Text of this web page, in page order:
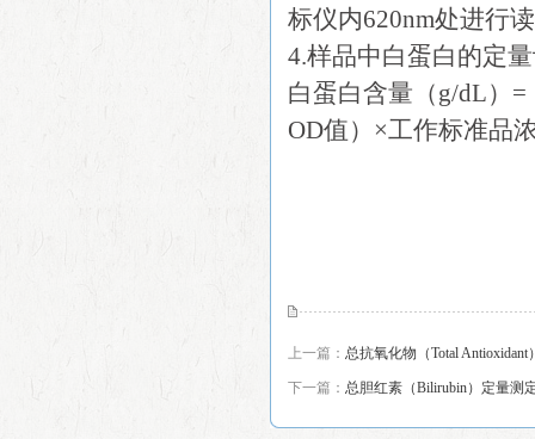
标仪内620nm处进行
4.样品中白蛋白的定
白蛋白含量（g/dL）
OD值）×工作标准品
上一篇： 总抗氧化物（Total
下一篇： 总胆红素（Bilirubin）定量测